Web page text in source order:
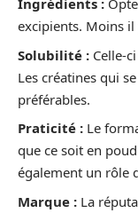
Ingrédients :
excipients. Moins il
Solubilité : Celle-
Les créatines qui
préférables.
Praticité : Le
que ce soit en
également un rôle
Marque : La